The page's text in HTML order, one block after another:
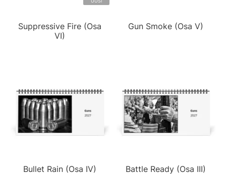
Suppressive Fire (Osa
VI)
Gun Smoke (Osa V)
Bullet Rain (Osa IV) Battle Ready (Osa III)